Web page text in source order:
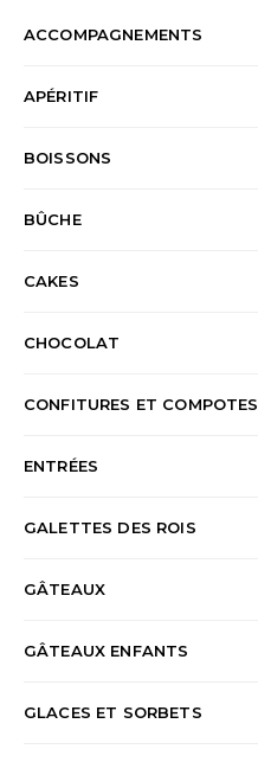
ACCOMPAGNEMENTS
APÉRITIF
BOISSONS
BÛCHE
CAKES
CHOCOLAT
CONFITURES ET COMPOTES
ENTRÉES
GALETTES DES ROIS
GÂTEAUX
GÂTEAUX ENFANTS
GLACES ET SORBETS